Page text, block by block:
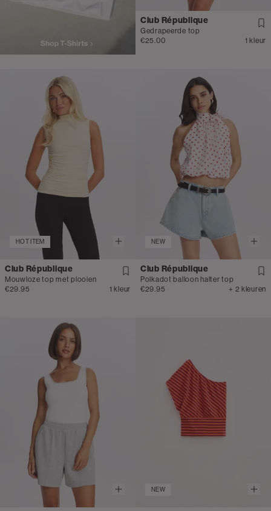
Club République
Gedrapeerde top
€25.00
1 kleur
HOT ITEM
Club République
Mouwloze top met plooien
€29.95
1 kleur
NEW
Club République
Polkadot balloon halter top
€29.95
+ 2 kleuren
NEW